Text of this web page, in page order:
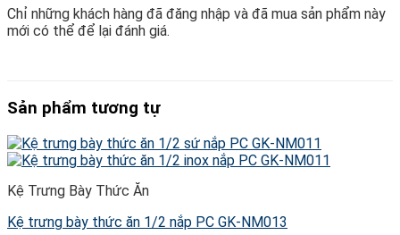
Chỉ những khách hàng đã đăng nhập và đã mua sản phẩm này
mới có thể để lại đánh giá.
Sản phẩm tương tự
Kệ Trưng Bày Thức Ăn
Kệ trưng bày thức ăn 1/2 nắp PC GK-NM013